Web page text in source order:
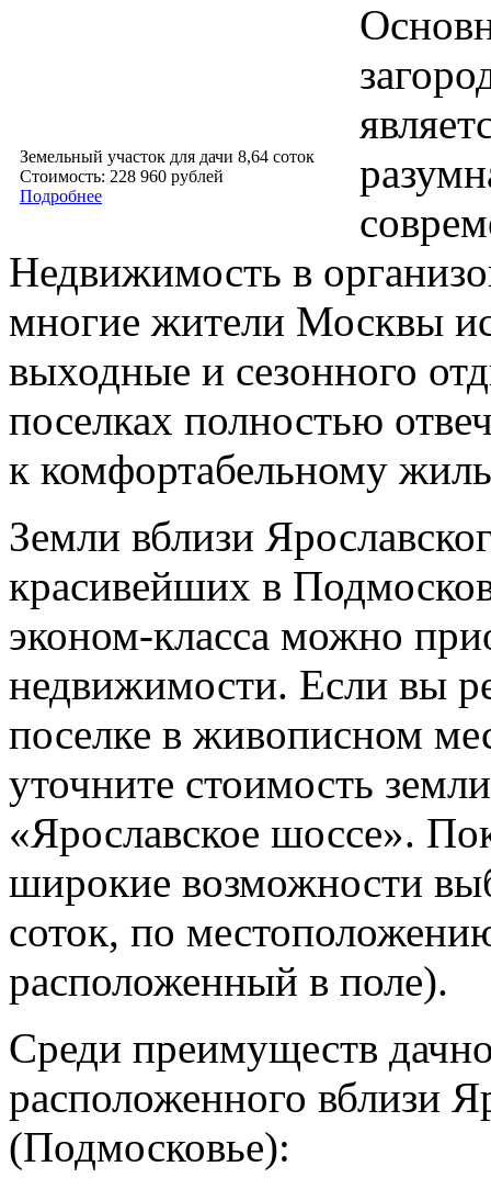
Земельный участок для дачи 8,64 соток
Стоимость: 228 960 рублей
Подробнее
Недвижимость в
многие жители Москвы
выходные и сезонного
поселках полностью
к комфортабельному
Земли вблизи
красивейших в
эконом-класса можно
недвижимости. Если вы
поселке в живописном
уточните стоимость
«Ярославское шоссе».
широкие возможности
соток, по
расположенный в поле).
Среди преимуществ
расположенного вблизи
(Подмосковье):